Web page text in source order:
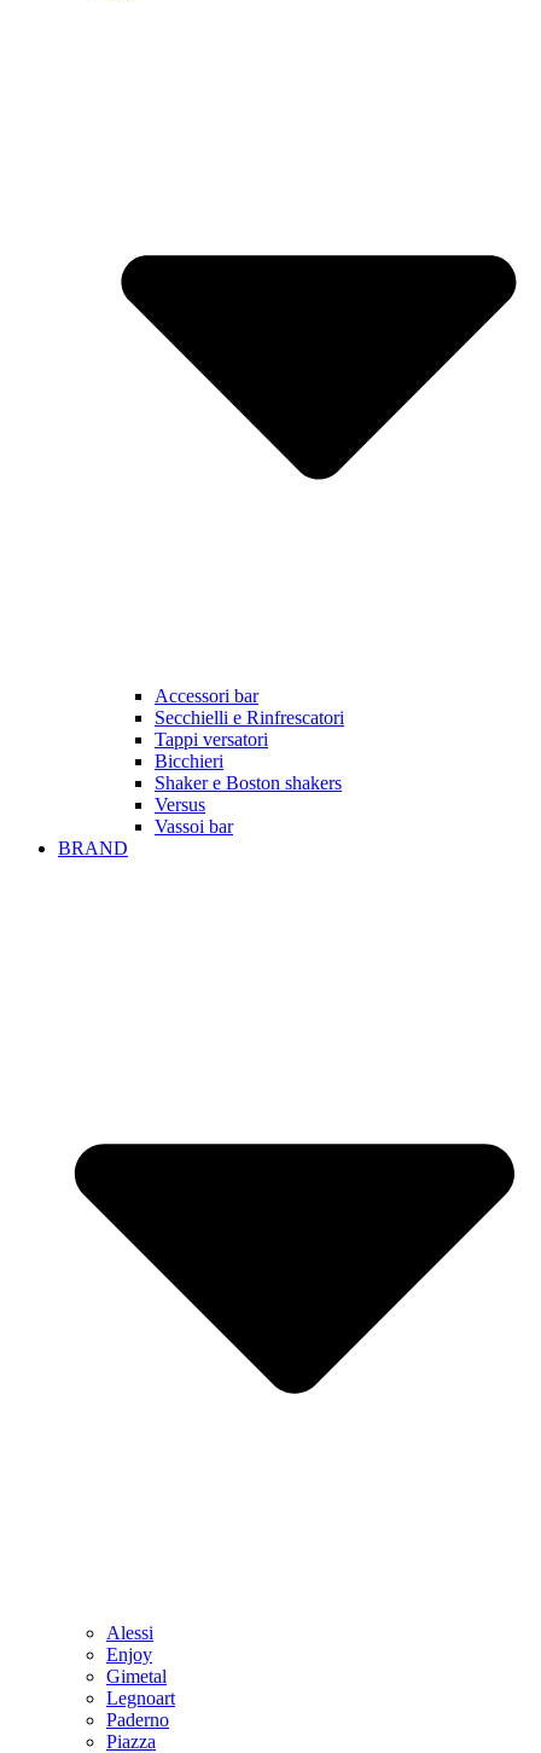
Accessori bar
Secchielli e Rinfrescatori
Tappi versatori
Bicchieri
Shaker e Boston shakers
Versus
Vassoi bar
BRAND
Alessi
Enjoy
Gimetal
Legnoart
Paderno
Piazza